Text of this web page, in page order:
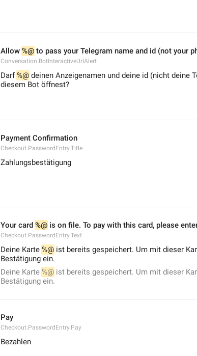
Allow %@ to pass your Telegram name and id (not your
Conversation.BotInteractiveUrlAlert
Darf %@ deinen Anzeigenamen und deine id (nicht
diesem Bot öffnest?
Payment Confirmation
Checkout.PasswordEntry.Title
Zahlungsbestätigung
Your card %@ is on file. To pay with this card, please
Checkout.PasswordEntry.Text
Deine Karte %@ ist bereits gespeichert. Um mit dieser
Bestätigung ein.
Deine Karte %@ ist bereits gespeichert. Um mit dieser
Bestätigung ein.
Pay
Checkout.PasswordEntry.Pay
Bezahlen